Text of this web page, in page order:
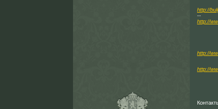
http://
--
http://
http://
http://